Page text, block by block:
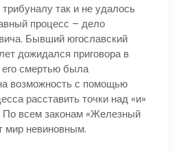
так и не удалось
процесс – дело
Бывший югославский
дожидался приговора в
смертью была
возможность с помощью
расставить точки над «и»
По всем законам «Железный
мир невиновным.